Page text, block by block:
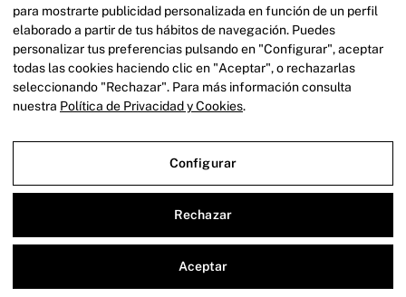
Empresa
Catering
Contacto
para mostrarte publicidad personalizada en función de un perfil
elaborado a partir de tus hábitos de navegación. Puedes
personalizar tus preferencias pulsando en "Configurar", aceptar
todas las cookies haciendo clic en "Aceptar", o rechazarlas
seleccionando "Rechazar". Para más información consulta
nuestra Política de Privacidad y Cookies.
Configurar
Rechazar
Aceptar